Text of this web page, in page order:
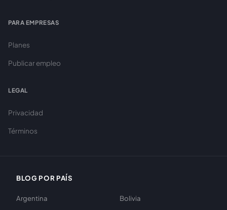
PARA EMPRESAS
Planes
Publicar empleo
LEGAL
Privacidad
Términos
BLOG POR PAÍS
Argentina
Bolivia